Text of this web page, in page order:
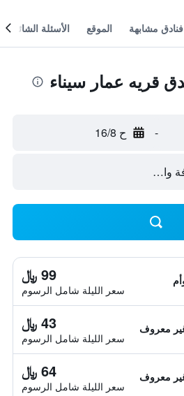
فنادق مشابهة الموقع الأسئلة الشائعة
قريه عمار سيناء
- ح 16/8
99 ﷼
سعر الليلة شامل الرسوم
معروف 43 ﷼
سعر الليلة شامل الرسوم
معروف 64 ﷼
سعر الليلة شامل الرسوم